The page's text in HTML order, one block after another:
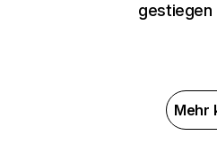
gestiegen
Mehr